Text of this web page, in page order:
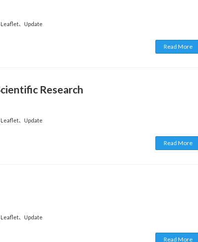
Leaflet、 Update
Read More
Research
Leaflet、 Update
Read More
Leaflet、 Update
Read More